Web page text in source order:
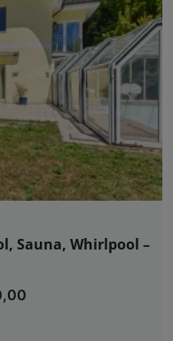
Sauna, Whirlpool –